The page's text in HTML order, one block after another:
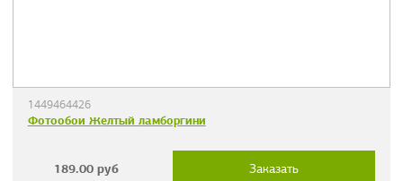
1449464426
Фотообои Желтый ламборгини
189.00 руб Заказать